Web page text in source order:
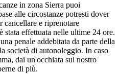
in zona Sierra puoi
alle circostanze potresti dover
cancellare e riprenotare
stata effettuata nelle ultime 24 ore.
penale addebitata da parte della
società di autonoleggio. In caso
dai un'occhiata sul nostro
di più.